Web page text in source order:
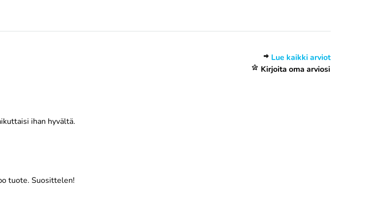
Lue kaikki arviot
Kirjoita oma arviosi
ihan hyvältä.
tuote. Suosittelen!